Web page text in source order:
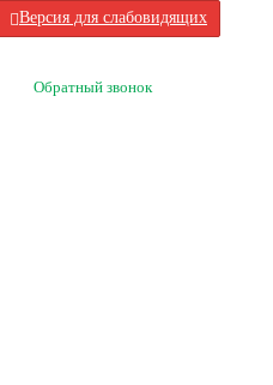
Версия для слабовидящих
Обратный звонок